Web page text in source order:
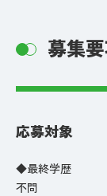
募集
応募対象
◆最終学歴
不問